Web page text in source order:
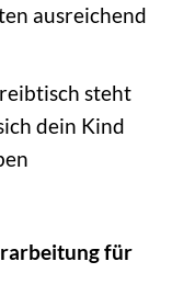
ausreichend
steht
dein Kind
für